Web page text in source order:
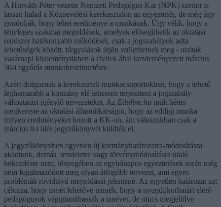
A Horváth Péter vezette Nemzeti Pedagógus Kar (NPK) szerint is
lassan halad a Köznevelési kerekasztalon az egyeztetés, de még úgy
gondolják, hogy lehet eredménye a munkának. Úgy vélik, hogy a
tényleges szakmai megoldások, amelyek elősegíthetik az oktatási
rendszer hatékonyabb működését, csak a jogszabályok adta
lehetőségek között, tárgyalások útján születhetnek meg - utaltak
vasárnapi közleményükben a civilek által kezdeményezett március
30-i egyórás munkabeszüntetésre.
Azért dolgoznak a kerekasztali munkacsoportokban, hogy a lehető
leghamarabb a kormány elé lehessen terjeszteni a jogszabály
változtatást igénylő tervezeteket. Az Eduline.hu múlt héten
megkereste az oktatási államtitkárságot, hogy az eddigi munka
milyen eredményeket hozott a KK-on, ám válaszukban csak a
március 8-i ülés jegyzőkönyvét küldték el.
A jegyzőkönyvben egyetlen új kormányhatározatra-módosításra
akadtunk, demás rendeletre vagy törvénymódosításra utaló
bekezdésre nem, lényegében az egyhónapos egyeztetések során még
nem fogalmazódott meg olyan átfogóbb tervezet, ami egyes
problémák rövidtávú megoldását jelentené. Az egyetlen határozat azt
célozza, hogy ismét lehetővé tennék, hogy a nyugdíjkorhatárt elérő
pedagógusok végigtaníthassák a tanévet, de nincs megjelölve